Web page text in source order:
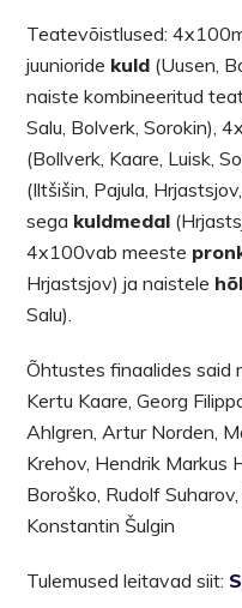
Teatevõistlused:
juunioride kuld (Uusen,
naiste kombineeritud
Salu, Bolverk, Sorokin),
(Bollverk, Kaare, Luisk,
(Iltšišin, Pajula,
sega kuldmedal
4x100vab meeste
Hrjastsjov) ja naistele
Salu).
Õhtustes finaalides said
Kertu Kaare, Georg
Ahlgren, Artur Norden,
Krehov, Hendrik Markus
Boroško, Rudolf
Konstantin Šulgin
Tulemused leitavad siit: